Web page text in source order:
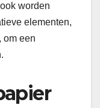
worden
elementen,
om een